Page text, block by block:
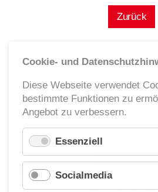
Zurück
Cookie- und
Diese Webseite verwendet
bestimmte Funktionen zu
Angebot zu verbessern.
Essenziell
Socialmedia